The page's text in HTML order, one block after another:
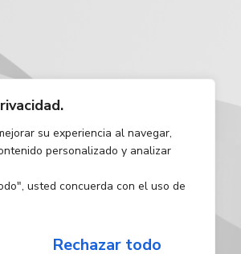
su experiencia al navegar,
personalizado y analizar
usted concuerda con el uso de
Rechazar todo